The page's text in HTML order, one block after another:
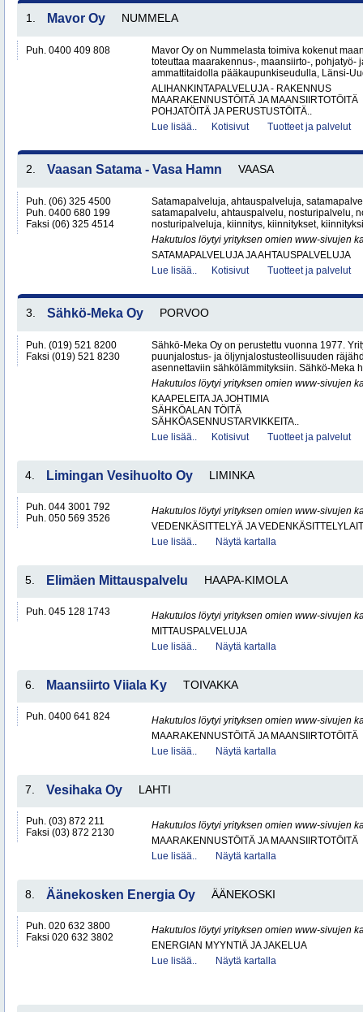
1. Mavor Oy NUMMELA
Puh. 0400 409 808
Mavor Oy on Nummelasta toimiva kokenut
toteuttaa maarakennus-, maansiirto-, pohjatyö-
ammattitaidolla pääkaupunkiseudulla, Länsi-
ALIHANKINTAPALVELUJA - RAKENNUS
MAARAKENNUSTÖITÄ JA MAANSIIRTOTÖITÄ
POHJATÖITÄ JA PERUSTUSTÖITÄ..
Lue lisää..
Kotisivut Tuotteet ja palvelut
2. Vaasan Satama - Vasa Hamn VAASA
Puh. (06) 325 4500
Puh. 0400 680 199
Faksi (06) 325 4514
Satamapalveluja, ahtauspalveluja,
satamapalvelu, ahtauspalvelu, nosturipalvelu,
nosturipalveluja, kiinnitys, kiinnitykset,
Hakutulos löytyi yrityksen omien www-sivujen
SATAMAPALVELUJA JA AHTAUSPALVELUJA
Lue lisää..
Kotisivut Tuotteet ja palvelut
3. Sähkö-Meka Oy PORVOO
Puh. (019) 521 8200
Faksi (019) 521 8230
Sähkö-Meka Oy on perustettu vuonna 1977.
puunjalostus- ja öljynjalostusteollisuuden
asennettaviin sähkölämmityksiin. Sähkö-Meka
Hakutulos löytyi yrityksen omien www-sivujen
KAAPELEITA JA JOHTIMIA
SÄHKÖALAN TÖITÄ
SÄHKÖASENNUSTARVIKKEITA..
Lue lisää..
Kotisivut Tuotteet ja palvelut
4. Limingan Vesihuolto Oy LIMINKA
Puh. 044 3001 792
Puh. 050 569 3526
Hakutulos löytyi yrityksen omien www-sivujen
VEDENKÄSITTELYÄ JA
Lue lisää..
Näytä kartalla
5. Elimäen Mittauspalvelu HAAPA-KIMOLA
Puh. 045 128 1743
Hakutulos löytyi yrityksen omien www-sivujen
MITTAUSPALVELUJA
Lue lisää..
Näytä kartalla
6. Maansiirto Viiala Ky TOIVAKKA
Puh. 0400 641 824
Hakutulos löytyi yrityksen omien www-sivujen
MAARAKENNUSTÖITÄ JA MAANSIIRTOTÖITÄ
Lue lisää..
Näytä kartalla
7. Vesihaka Oy LAHTI
Puh. (03) 872 211
Faksi (03) 872 2130
Hakutulos löytyi yrityksen omien www-sivujen
MAARAKENNUSTÖITÄ JA MAANSIIRTOTÖITÄ
Lue lisää..
Näytä kartalla
8. Äänekosken Energia Oy ÄÄNEKOSKI
Puh. 020 632 3800
Faksi 020 632 3802
Hakutulos löytyi yrityksen omien www-sivujen
ENERGIAN MYYNTIÄ JA JAKELUA
Lue lisää..
Näytä kartalla